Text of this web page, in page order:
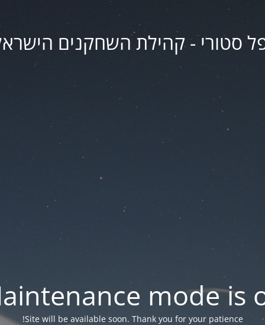
סטורי - קהילת השחקנים
mode is
Site will be available soon. Thank you for your patience!